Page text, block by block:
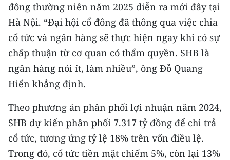
CHƯƠNG TRÌNH OCOP - MỖI XÃ
MỘT SẢN PHẨM
RADIO
MEDIA CENTER
E-Magazine
Video
Media Chính trị
đông thường niên năm 2025 diễn ra mới đây tại
Hà Nội. “Đại hội cổ đông đã thông qua việc chia
cổ tức và ngân hàng sẽ thực hiện ngay khi có sự
chấp thuận từ cơ quan có thẩm quyền. SHB là
ngân hàng nói ít, làm nhiều”, ông Đỗ Quang
Hiển khẳng định.
Theo phương án phân phối lợi nhuận năm 2024,
SHB dự kiến phân phối 7.317 tỷ đồng để chi trả
cổ tức, tương ứng tỷ lệ 18% trên vốn điều lệ.
Trong đó, cổ tức tiền mặt chiếm 5%, còn lại 13%